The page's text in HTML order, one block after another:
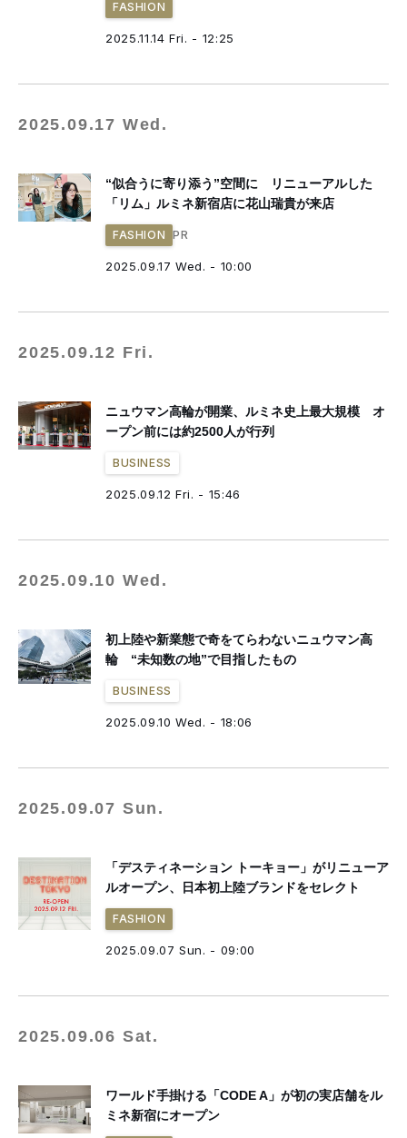
FASHION
2025.11.14 Fri. - 12:25
2025.09.17 Wed.
“似合うに寄り添う”空間に リニューアルした
「リム」ルミネ新宿店に花山瑞貴が来店
FASHION PR
2025.09.17 Wed. - 10:00
2025.09.12 Fri.
ニュウマン高輪が開業、ルミネ史上最大規模 オ
ープン前には約2500人が行列
BUSINESS
2025.09.12 Fri. - 15:46
2025.09.10 Wed.
初上陸や新業態で奇をてらわないニュウマン高
輪 “未知数の地”で目指したもの
BUSINESS
2025.09.10 Wed. - 18:06
2025.09.07 Sun.
「デスティネーション トーキョー」がリニューア
ルオープン、日本初上陸ブランドをセレクト
FASHION
2025.09.07 Sun. - 09:00
2025.09.06 Sat.
ワールド手掛ける「CODE A」が初の実店舗をル
ミネ新宿にオープン